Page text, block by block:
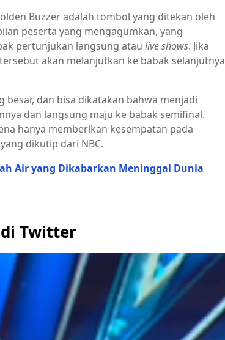
Buzzer adalah tombol yang ditekan oleh
peserta yang mengagumkan, yang
pertunjukan langsung atau live shows. Jika
akan melanjutkan ke babak selanjutnya
dan bisa dikatakan bahwa menjadi
dan langsung maju ke babak semifinal.
hanya memberikan kesempatan pada
dikutip dari NBC.
Air yang Dikabarkan Meninggal Dunia
Twitter